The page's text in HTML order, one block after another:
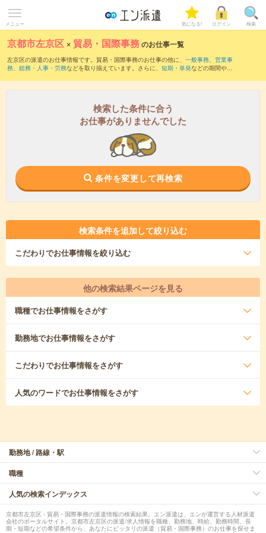
メニュー 気になる! ログイン 検索
京都市左京区 × 貿易・国際事務のお仕事一覧
左京区の派遣のお仕事情報です。貿易・国際事務のお仕事の他に、 一般事務、 営業事
務、 総務・人事・労務などを取り揃えています。さらに、 短期 ・ 単発などの期間や、
検索した条件に合う
お仕事がありませんでした
条件を変更して再検索
検索条件を追加して絞り込む
こだわりでお仕事情報を絞り込む
他の検索結果ページを見る
職種でお仕事情報をさがす
勤務地でお仕事情報をさがす
こだわりでお仕事情報をさがす
人気のワードでお仕事情報をさがす
勤務地 / 路線・駅
職種
人気の検索インデックス
京都市左京区 - 貿易・国際事務の派遣情報の検索結果。エン派遣は、エンが運営する人材派遣
会社のポータルサイト。京都市左京区の派遣/求人情報を職種、勤務地、時給、勤務時間、長
期・短期などの希望条件から、あなたにピッタリの派遣（貿易・国際事務）のお仕事を探せま